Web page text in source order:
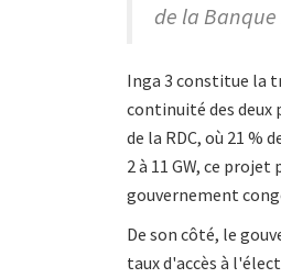
de la Banque
Inga 3 constitue la
continuité des
de la RDC, où 21
2 à 11 GW, ce
gouvernement
De son côté, le
taux d'accès à